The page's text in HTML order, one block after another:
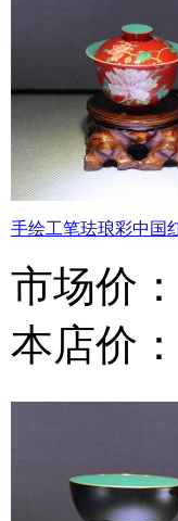
手绘工笔珐琅彩中国
市场价：
本店价：